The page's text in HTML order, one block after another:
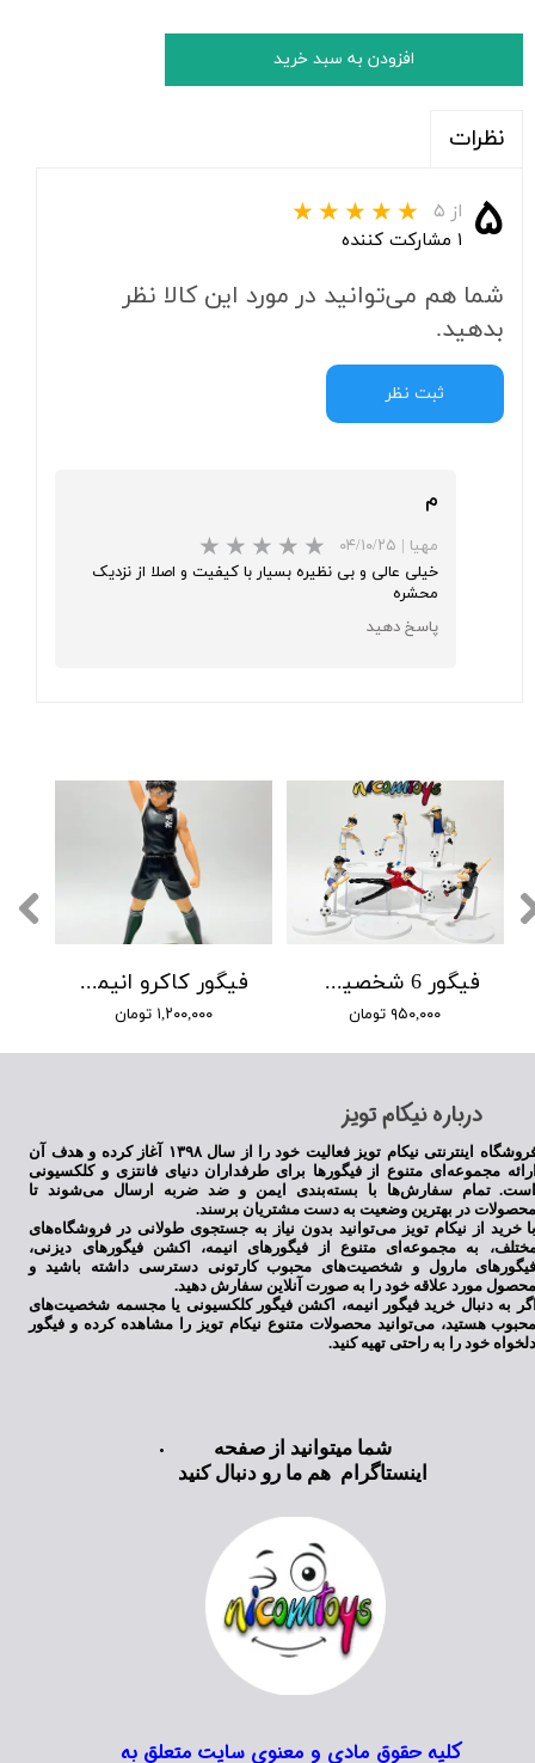
افزودن به سبد خرید
نظرات
۵ از ۵
۱ مشارکت کننده
شما هم می‌توانید در مورد این کالا نظر
بدهید.
ثبت نظر
م
مهیا | ۰۴/۱۰/۲۵
★★★★★
خیلی عالی و بی نظیره بسیار با کیفیت و اصلا از نزدیک
محشره
پاسخ دهید
فیگور کاکرو انیمه فوتبالیستها
۱,۲۰۰,۰۰۰ تومان
فیگور 6 شخصیت انیمه فوتبالیستها
۹۵۰,۰۰۰ تومان
​درباره نیکام تویز
فروشگاه اینترنتی نیکام تویز فعالیت خود را از سال ۱۳۹۸ آغاز کرده و هدف آن
مجموعه‌ای متنوع از فیگورها برای طرفداران دنیای فانتزی و کلکسیونی
تمام سفارش‌ها با بسته‌بندی ایمن و ضد ضربه ارسال می‌شوند تا
در بهترین وضعیت به دست مشتریان برسند.
خرید از نیکام تویز می‌توانید بدون نیاز به جستجوی طولانی در فروشگاه‌های
به مجموعه‌ای متنوع از فیگورهای انیمه، اکشن فیگورهای دیزنی،
مارول و شخصیت‌های محبوب کارتونی دسترسی داشته باشید و
مورد علاقه خود را به صورت آنلاین سفارش دهید.
به دنبال خرید فیگور انیمه، اکشن فیگور کلکسیونی یا مجسمه شخصیت‌های
هستید، می‌توانید محصولات متنوع نیکام تویز را مشاهده کرده و فیگور
خود را به راحتی تهیه کنید.
کلیه حقوق مادی و معنوی سایت متعلق به
شما میتوانید از صفحه
اینستاگرام هم ما رو دنبال کنید